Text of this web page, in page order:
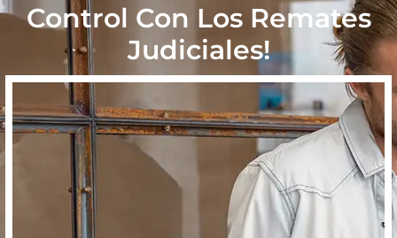
Control Con Los Remates
Judiciales!